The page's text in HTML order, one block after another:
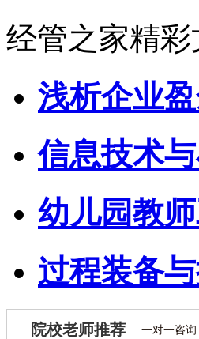
经管之家精
浅析企业
信息技术
幼儿园教
过程装备
院校老师推荐 一对一咨